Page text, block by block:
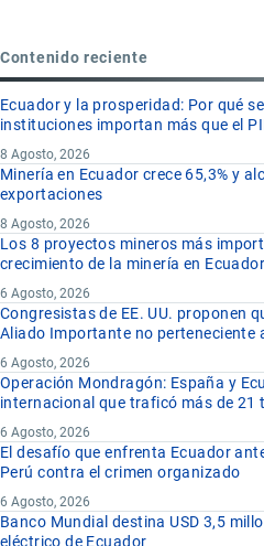
Contenido reciente
Ecuador y la prosperidad: Por qué
instituciones importan más que el
8 Agosto, 2026
Minería en Ecuador crece 65,3% y
exportaciones
8 Agosto, 2026
Los 8 proyectos mineros más
crecimiento de la minería en Ecuador
6 Agosto, 2026
Congresistas de EE. UU. proponen
Aliado Importante no perteneciente
6 Agosto, 2026
Operación Mondragón: España y
internacional que traficó más de 21
6 Agosto, 2026
El desafío que enfrenta Ecuador
Perú contra el crimen organizado
6 Agosto, 2026
Banco Mundial destina USD 3,5
eléctrico de Ecuador